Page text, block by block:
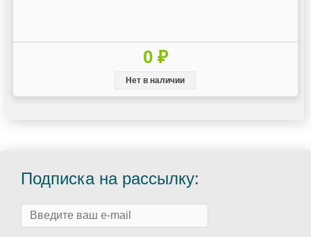
0 ₽
Нет в наличии
Подписка на рассылку: